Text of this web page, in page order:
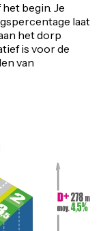
begin. Je
laat
het dorp
is voor de
van